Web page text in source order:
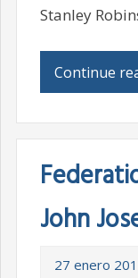
Stanley
Continue
John
27 enero